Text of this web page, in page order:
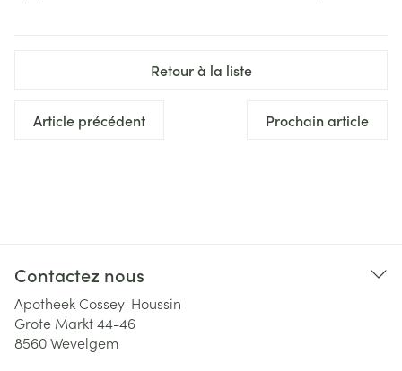
Retour à la liste
Article précédent Prochain article
Contactez nous
Apotheek Cossey-Houssin
Grote Markt 44-46
8560Wevelgem